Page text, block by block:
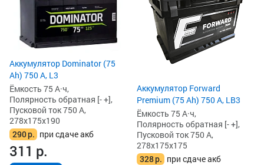
Аккумулятор Dominator (75
Ah) 750 А, L3
Ёмкость 75 А·ч,
Полярность обратная [- +],
Пусковой ток 750 А,
278x175x190
290р. при сдаче акб
311 р.
Аккумулятор Forward
Premium (75 Ah) 750 А, LB3
Ёмкость 75 А·ч,
Полярность обратная [- +],
Пусковой ток 750 А,
278x175x175
328р. при сдаче акб